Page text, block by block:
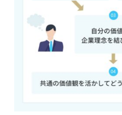
①企業理念に共感していること
②根拠となるエピソード
③企業にどう貢献するか
企業理念を盛り込む志望動